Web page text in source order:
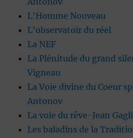
L'Homme Nouveau
L'observatoir du réel
La NEF
La Plénitude du grand
Vigneau
La Voie divine du Coeur
Antonov
La voie du rêve-Jean
Les baladins de la